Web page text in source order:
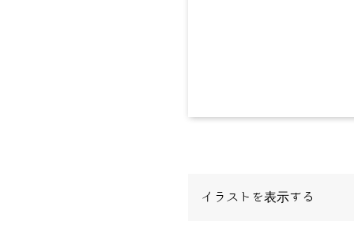
イラストを表示する